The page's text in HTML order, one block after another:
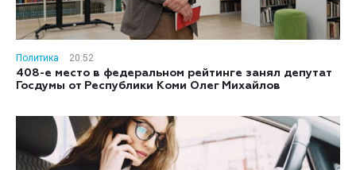
Политика
20:52
408-е место в федеральном рейтинге занял депутат
Госдумы от Республики Коми Олег Михайлов